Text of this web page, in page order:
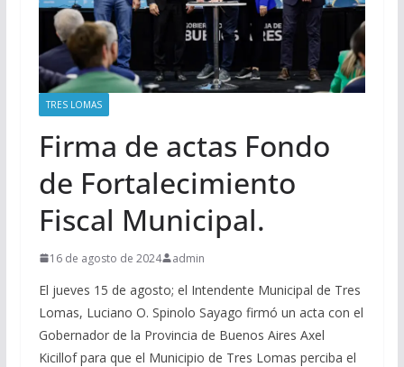
TRES LOMAS
Firma de actas Fondo
de Fortalecimiento
Fiscal Municipal.
16 de agosto de 2024 admin
El jueves 15 de agosto; el Intendente Municipal de Tres
Lomas, Luciano O. Spinolo Sayago firmó un acta con el
Gobernador de la Provincia de Buenos Aires Axel
Kicillof para que el Municipio de Tres Lomas perciba el